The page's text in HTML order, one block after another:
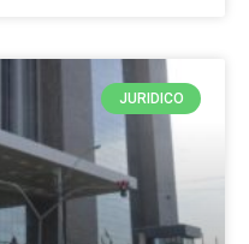
JURIDICO